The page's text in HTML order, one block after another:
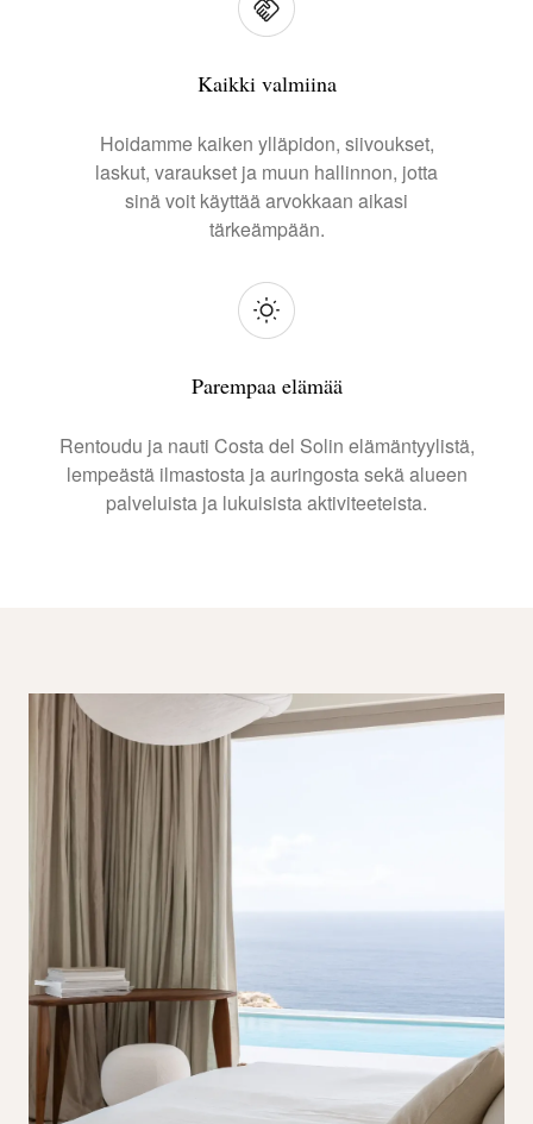
Kaikki valmiina
Hoidamme kaiken ylläpidon, siivoukset,
laskut, varaukset ja muun hallinnon, jotta
sinä voit käyttää arvokkaan aikasi
tärkeämpään.
Parempaa elämää
Rentoudu ja nauti Costa del Solin elämäntyylistä,
lempeästä ilmastosta ja auringosta sekä alueen
palveluista ja lukuisista aktiviteeteista.